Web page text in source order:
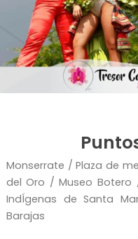
Monserrate / Plaza de
del Oro / Museo
IndÍgenas de Santa
Barajas